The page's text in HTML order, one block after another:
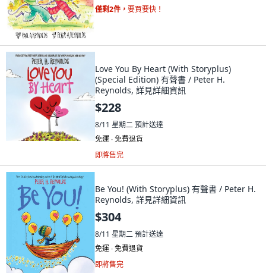
僅剩2件， 要買要快！
Love You By Heart (With Storyplus)
(Special Edition) 有聲書 / Peter H.
Reynolds, 詳見詳細資訊
$228
8/11 星期二預計送達
免運 ∙ 免費退貨
即將售完
Be You! (With Storyplus) 有聲書 / Peter H.
Reynolds, 詳見詳細資訊
$304
8/11 星期二預計送達
免運 ∙ 免費退貨
即將售完